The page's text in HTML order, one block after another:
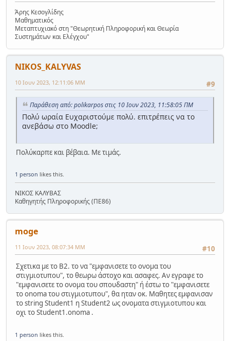
Άρης Κεσογλίδης
Μαθηματικός
Μεταπτυχιακό στη "Θεωρητική Πληροφορική και Θεωρία
Συστημάτων και Ελέγχου"
NIKOS_KALYVAS
#9
10 Ιουν 2023, 12:11:06 ΜΜ
Παράθεση από: polikarpos στις 10 Ιουν 2023, 11:58:05 ΠΜ
Πολύ ωραία Ευχαριστούμε πολύ. επιτρέπεις να το
ανεβάσω στο Moodle;
Πολύκαρπε και βέβαια. Με τιμάς.
1 person likes this.
ΝΙΚΟΣ ΚΑΛΥΒΑΣ
Καθηγητής Πληροφορικής (ΠΕ86)
moge
#10
11 Ιουν 2023, 08:07:34 ΜΜ
Σχετικα με το Β2. το να "εμφανισετε το ονομα του
στιγμιοτυπου", το θεωρω άστοχο και ασαφες. Αν εγραφε το
"εμφανισετε το ονομα του σπουδαστη" ή έστω το "εμφανισετε
το onoma του στιγμιοτυπου", θα ηταν οκ. Μαθητες εμφανισαν
το string Student1 η Student2 ως ονοματα στιγμιοτυπου και
οχι το Student1.onoma .
1 person likes this.